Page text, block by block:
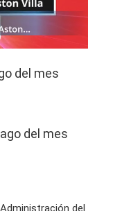
del mes
del mes